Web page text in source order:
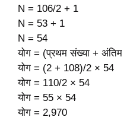
N = 106/2 + 1
N = 53 + 1
N = 54
योग = (प्रथम संख्या +
योग = (2 + 108)/2 × 54
योग = 110/2 × 54
योग = 55 × 54
योग = 2,970